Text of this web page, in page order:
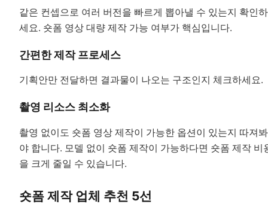
같은 컨셉으로 여러 버전을 빠르게 뽑아낼 수 있는지 확인하
세요. 숏폼 영상 대량 제작 가능 여부가 핵심입니다.
간편한 제작 프로세스
기획안만 전달하면 결과물이 나오는 구조인지 체크하세요.
촬영 리소스 최소화
촬영 없이도 숏폼 영상 제작이 가능한 옵션이 있는지 따져봐
야 합니다. 모델 없이 숏폼 제작이 가능하다면 숏폼 제작 비
을 크게 줄일 수 있습니다.
숏폼 제작 업체 추천 5선